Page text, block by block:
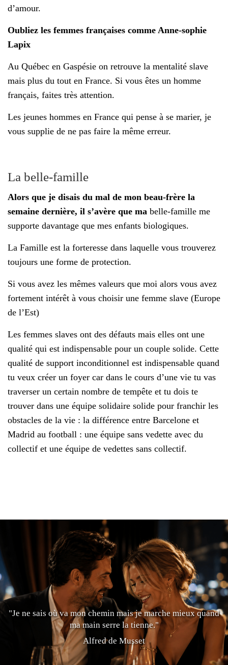
d’amour.
Oubliez les femmes françaises comme Anne-sophie
Lapix
Au Québec en Gaspésie on retrouve la mentalité slave
mais plus du tout en France. Si vous êtes un homme
français, faites très attention.
Les jeunes hommes en France qui pense à se marier, je
vous supplie de ne pas faire la même erreur.
La belle-famille
Alors que je disais du mal de mon beau-frère la
semaine dernière, il s’avère que ma belle-famille me
supporte davantage que mes enfants biologiques.
La Famille est la forteresse dans laquelle vous trouverez
toujours une forme de protection.
Si vous avez les mêmes valeurs que moi alors vous avez
fortement intérêt à vous choisir une femme slave (Europe
de l’Est)
Les femmes slaves ont des défauts mais elles ont une
qualité qui est indispensable pour un couple solide. Cette
qualité de support inconditionnel est indispensable quand
tu veux créer un foyer car dans le cours d’une vie tu vas
traverser un certain nombre de tempête et tu dois te
trouver dans une équipe solidaire solide pour franchir les
obstacles de la vie : la différence entre Barcelone et
Madrid au football : une équipe sans vedette avec du
collectif et une équipe de vedettes sans collectif.
"Je ne sais où va mon chemin mais je marche mieux quand
ma main serre la tienne."
Alfred de Musset